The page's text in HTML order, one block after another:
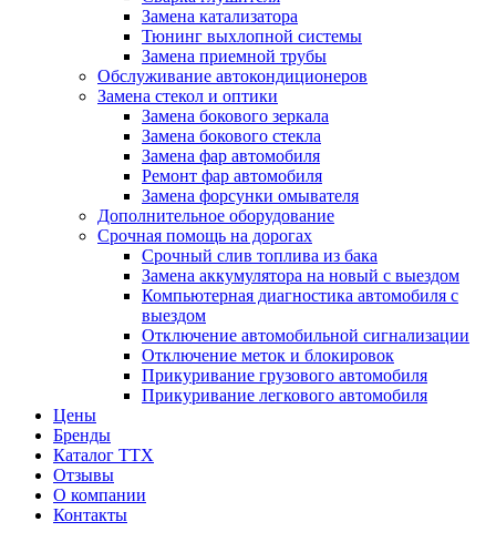
Замена катализатора
Тюнинг выхлопной системы
Замена приемной трубы
Обслуживание автокондиционеров
Замена стекол и оптики
Замена бокового зеркала
Замена бокового стекла
Замена фар автомобиля
Ремонт фар автомобиля
Замена форсунки омывателя
Дополнительное оборудование
Срочная помощь на дорогах
Срочный слив топлива из бака
Замена аккумулятора на новый с выездом
Компьютерная диагностика автомобиля с
выездом
Отключение автомобильной сигнализации
Отключение меток и блокировок
Прикуривание грузового автомобиля
Прикуривание легкового автомобиля
Цены
Бренды
Каталог ТТХ
Отзывы
О компании
Контакты